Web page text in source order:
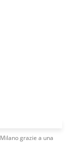
grazie a una